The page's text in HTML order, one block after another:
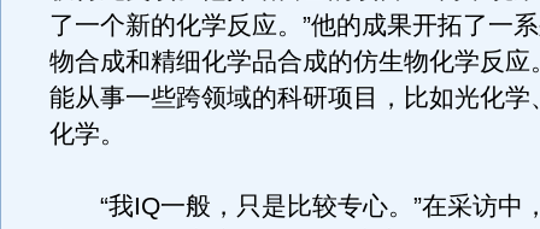
了一个新的化学反应。”他的成果开拓了一
物合成和精细化学品合成的仿生物化学反应
能从事一些跨领域的科研项目，比如光化学
化学。
“我IQ一般，只是比较专心。”在采访中